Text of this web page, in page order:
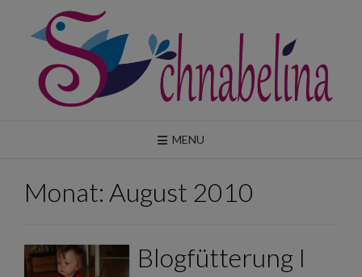
content
MENU
Monat: August 2010
Blogfütterung I